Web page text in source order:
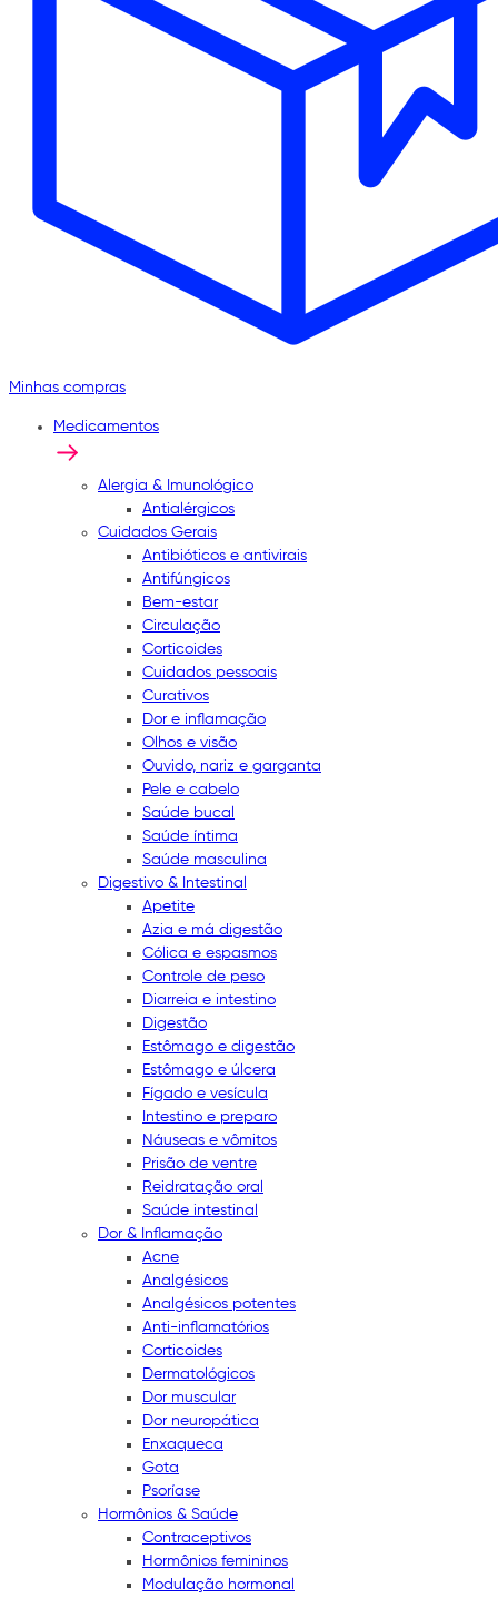
Minhas compras
Medicamentos
Alergia & Imunológico
Antialérgicos
Cuidados Gerais
Antibióticos e antivirais
Antifúngicos
Bem-estar
Circulação
Corticoides
Cuidados pessoais
Curativos
Dor e inflamação
Olhos e visão
Ouvido, nariz e garganta
Pele e cabelo
Saúde bucal
Saúde íntima
Saúde masculina
Digestivo & Intestinal
Apetite
Azia e má digestão
Cólica e espasmos
Controle de peso
Diarreia e intestino
Digestão
Estômago e digestão
Estômago e úlcera
Fígado e vesícula
Intestino e preparo
Náuseas e vômitos
Prisão de ventre
Reidratação oral
Saúde intestinal
Dor & Inflamação
Acne
Analgésicos
Analgésicos potentes
Anti-inflamatórios
Corticoides
Dermatológicos
Dor muscular
Dor neuropática
Enxaqueca
Gota
Psoríase
Hormônios & Saúde
Contraceptivos
Hormônios femininos
Modulação hormonal